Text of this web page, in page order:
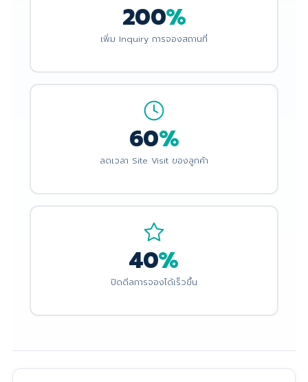
200%
เพิ่ม Inquiry การจองสถานที่
60%
ลดเวลา Site Visit ของลูกค้า
40%
ปิดดีลการจองได้เร็วขึ้น